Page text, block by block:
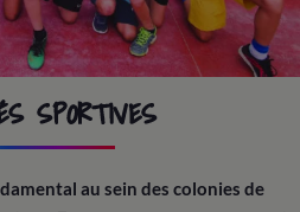
SPORTIVES
au sein des colonies de